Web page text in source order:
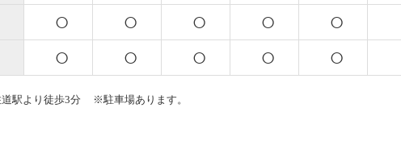
○ ○ ○ ○ ○
○ ○ ○ ○ ○
道駅より徒歩3分 ※駐車場あります。